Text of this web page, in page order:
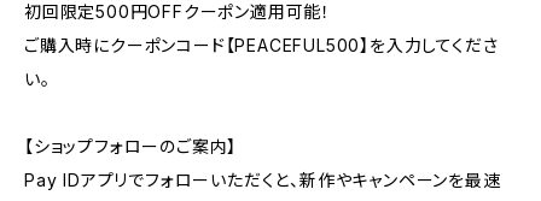
初回限定500円OFFクーポン適用可能！
ご購入時にクーポンコード【PEACEFUL500】を入力してくださ
い。
【ショップフォローのご案内】
Pay IDアプリでフォローいただくと、新作やキャンペーンを最速